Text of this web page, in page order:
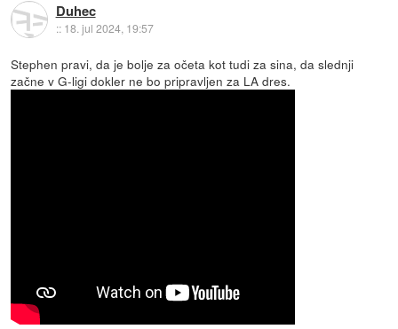
Duhec
:: 18. jul 2024, 19:57
Stephen pravi, da je bolje za očeta kot tudi za sina, da slednji
začne v G-ligi dokler ne bo pripravljen za LA dres.